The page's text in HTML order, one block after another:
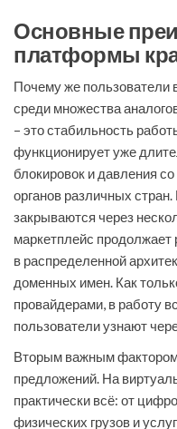
Основные
платформы
Почему же пользователи
среди множества
– это стабильность
функционирует уже
блокировок и давления
органов различных
закрываются через
маркетплейс продолжает
в распределенной
доменных имен. Как
провайдерами, в работу
пользователи узнают
Вторым важным
предложений. На
практически всё: от
физических грузов и